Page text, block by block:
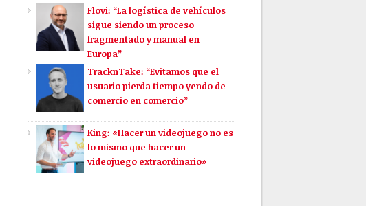
Flovi: “La logística de vehículos
sigue siendo un proceso
fragmentado y manual en
Europa”
TracknTake: “Evitamos que el
usuario pierda tiempo yendo de
comercio en comercio”
King: «Hacer un videojuego no es
lo mismo que hacer un
videojuego extraordinario»